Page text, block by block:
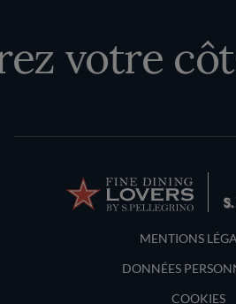
votre
Terms and
MENTIONS
DONNÉES
COOKIES